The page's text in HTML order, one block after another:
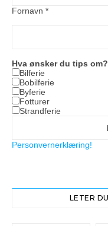
Fornavn *
Hva ønsker du tips om?
Bilferie
Bobilferie
Byferie
Fotturer
Strandferie
Personvernerklæring!
LETER